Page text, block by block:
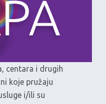
centara i drugih
koje pružaju
i/ili su